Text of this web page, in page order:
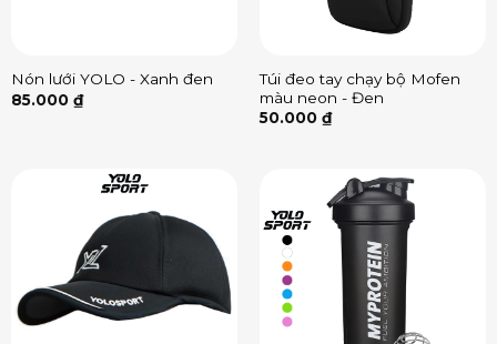
Nón lưới YOLO - Xanh đen
85.000 ₫
Túi đeo tay chạy bộ Mofen
màu neon - Đen
50.000 ₫